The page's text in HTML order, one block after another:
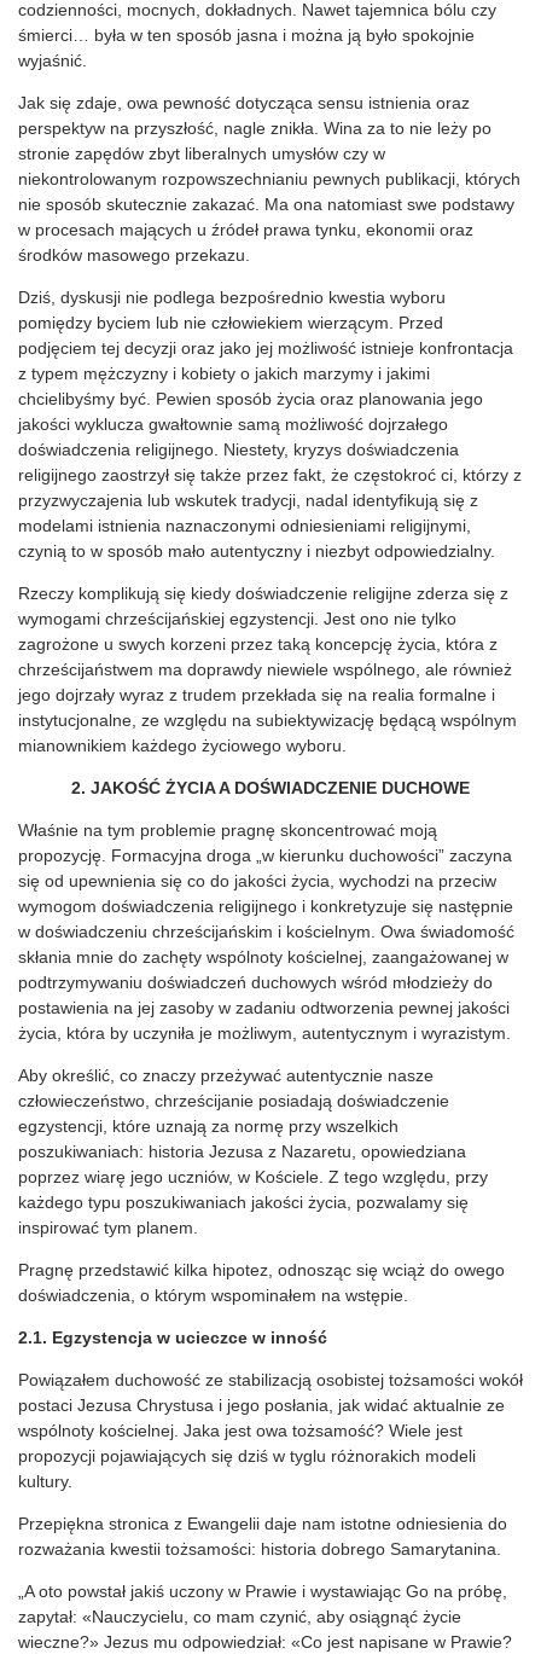
codzienności, mocnych, dokładnych. Nawet tajemnica bólu czy
śmierci… była w ten sposób jasna i można ją było spokojnie
wyjaśnić.
Jak się zdaje, owa pewność dotycząca sensu istnienia oraz
perspektyw na przyszłość, nagle znikła. Wina za to nie leży po
stronie zapędów zbyt liberalnych umysłów czy w
niekontrolowanym rozpowszechnianiu pewnych publikacji, których
nie sposób skutecznie zakazać. Ma ona natomiast swe podstawy
w procesach mających u źródeł prawa tynku, ekonomii oraz
środków masowego przekazu.
Dziś, dyskusji nie podlega bezpośrednio kwestia wyboru
pomiędzy byciem lub nie człowiekiem wierzącym. Przed
podjęciem tej decyzji oraz jako jej możliwość istnieje konfrontacja
z typem mężczyzny i kobiety o jakich marzymy i jakimi
chcielibyśmy być. Pewien sposób życia oraz planowania jego
jakości wyklucza gwałtownie samą możliwość dojrzałego
doświadczenia religijnego. Niestety, kryzys doświadczenia
religijnego zaostrzył się także przez fakt, że częstokroć ci, którzy z
przyzwyczajenia lub wskutek tradycji, nadal identyfikują się z
modelami istnienia naznaczonymi odniesieniami religijnymi,
czynią to w sposób mało autentyczny i niezbyt odpowiedzialny.
Rzeczy komplikują się kiedy doświadczenie religijne zderza się z
wymogami chrześcijańskiej egzystencji. Jest ono nie tylko
zagrożone u swych korzeni przez taką koncepcję życia, która z
chrześcijaństwem ma doprawdy niewiele wspólnego, ale również
jego dojrzały wyraz z trudem przekłada się na realia formalne i
instytucjonalne, ze względu na subiektywizację będącą wspólnym
mianownikiem każdego życiowego wyboru.
2. JAKOŚĆ ŻYCIA A DOŚWIADCZENIE DUCHOWE
Właśnie na tym problemie pragnę skoncentrować moją
propozycję. Formacyjna droga „w kierunku duchowości” zaczyna
się od upewnienia się co do jakości życia, wychodzi na przeciw
wymogom doświadczenia religijnego i konkretyzuje się następnie
w doświadczeniu chrześcijańskim i kościelnym. Owa świadomość
skłania mnie do zachęty wspólnoty kościelnej, zaangażowanej w
podtrzymywaniu doświadczeń duchowych wśród młodzieży do
postawienia na jej zasoby w zadaniu odtworzenia pewnej jakości
życia, która by uczyniła je możliwym, autentycznym i wyrazistym.
Aby określić, co znaczy przeżywać autentycznie nasze
człowieczeństwo, chrześcijanie posiadają doświadczenie
egzystencji, które uznają za normę przy wszelkich
poszukiwaniach: historia Jezusa z Nazaretu, opowiedziana
poprzez wiarę jego uczniów, w Kościele. Z tego względu, przy
każdego typu poszukiwaniach jakości życia, pozwalamy się
inspirować tym planem.
Pragnę przedstawić kilka hipotez, odnosząc się wciąż do owego
doświadczenia, o którym wspominałem na wstępie.
2.1. Egzystencja w ucieczce w inność
Powiązałem duchowość ze stabilizacją osobistej tożsamości wokół
postaci Jezusa Chrystusa i jego posłania, jak widać aktualnie ze
wspólnoty kościelnej. Jaka jest owa tożsamość? Wiele jest
propozycji pojawiających się dziś w tyglu różnorakich modeli
kultury.
Przepiękna stronica z Ewangelii daje nam istotne odniesienia do
rozważania kwestii tożsamości: historia dobrego Samarytanina.
„A oto powstał jakiś uczony w Prawie i wystawiając Go na próbę,
zapytał: «Nauczycielu, co mam czynić, aby osiągnąć życie
wieczne?» Jezus mu odpowiedział: «Co jest napisane w Prawie?